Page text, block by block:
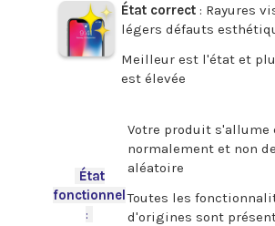
État correct : Rayures
légers défauts
Meilleur est l'état et
est élevée
État
fonctionnel
:
Votre produit s'allume
normalement et non
aléatoire
Toutes les
d'origines sont